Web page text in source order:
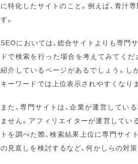
に特化したサイトのこと。例えば、青汁
す。
SEOにおいては、総合サイトよりも専門
ドで検索を行った場合を考えてみてく
紹介しているページがあるでしょう。し
キーワードでは上位表示されやすくなりま
また、専門サイトは、企業が運営してい
ません。アフィリエイターが運営してい
トを調べた際、検索結果上位に専門サ
の見直しを検討するなど、何かしらの対策